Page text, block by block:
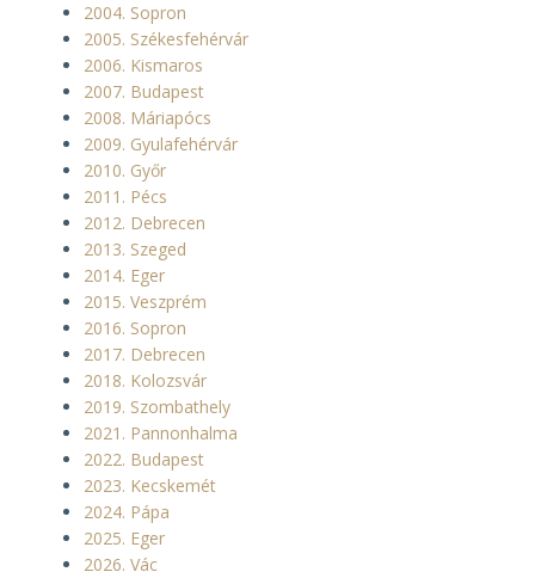
2004. Sopron
2005. Székesfehérvár
2006. Kismaros
2007. Budapest
2008. Máriapócs
2009. Gyulafehérvár
2010. Győr
2011. Pécs
2012. Debrecen
2013. Szeged
2014. Eger
2015. Veszprém
2016. Sopron
2017. Debrecen
2018. Kolozsvár
2019. Szombathely
2021. Pannonhalma
2022. Budapest
2023. Kecskemét
2024. Pápa
2025. Eger
2026. Vác